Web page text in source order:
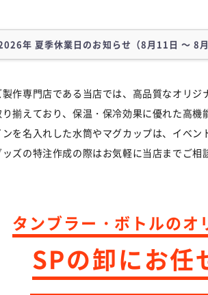
年 夏季休業日のお知らせ （8月11日 ～ 8
年 8月11日（火） ～ 8月16日（日）
月10日は通常営業日です。
間中に頂きましたお問い合わせ等は、8月17日
迷惑をお掛けいたしますが、何卒ご了承くださ
作専門店である当店では、高品質なオリ
揃えており、保温・保冷効果に優れた高
を名入れした水筒やマグカップは、イベ
ズの特注作成の際はお気軽に当店までご相
タンブラー・ボトルのオ
SPの卸にお任